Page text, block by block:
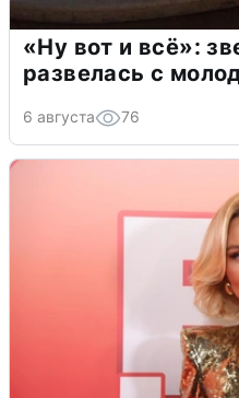
«Ну вот и всё»:
развелась с
6 августа 76